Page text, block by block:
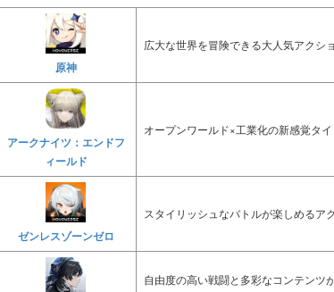
原神
広大な世界を冒険できる大人気アクシ
アークナイツ：エンドフ
ィールド
オープンワールド×工業化の新感覚タ
ゼンレスゾーンゼロ
スタイリッシュなバトルが楽しめるア
自由度の高い戦闘と多彩なコンテンツ